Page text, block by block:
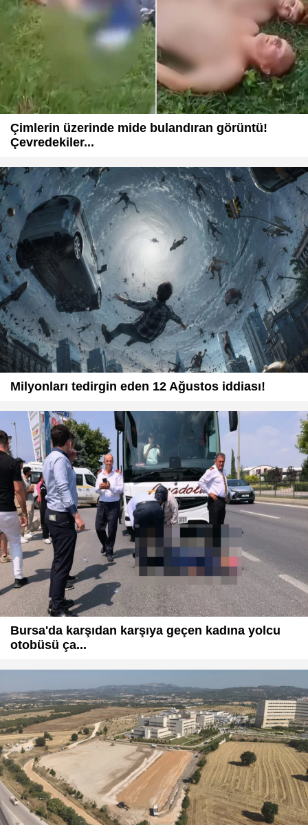
Çimlerin üzerinde mide bulandıran görüntü!
Çevredekiler...
Milyonları tedirgin eden 12 Ağustos iddiası!
Bursa'da karşıdan karşıya geçen kadına yolcu
otobüsü ça...